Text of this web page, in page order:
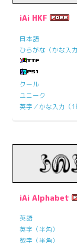
iAi HKF
日本語
ひらがな（かな入力
クール
ユニーク
英字／かな入力（
iAi Alphabet
英語
英字（半角）
数字（半角）